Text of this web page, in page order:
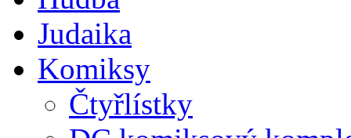
Judaika
Komiksy
Čtyřlístky